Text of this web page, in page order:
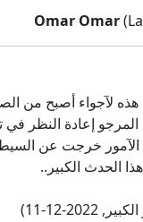
Omar Omar
لآجواء أصبح من
إعادة النظر في
الآمور خرجت عن
الحدث الكبير..
2022-12-11)